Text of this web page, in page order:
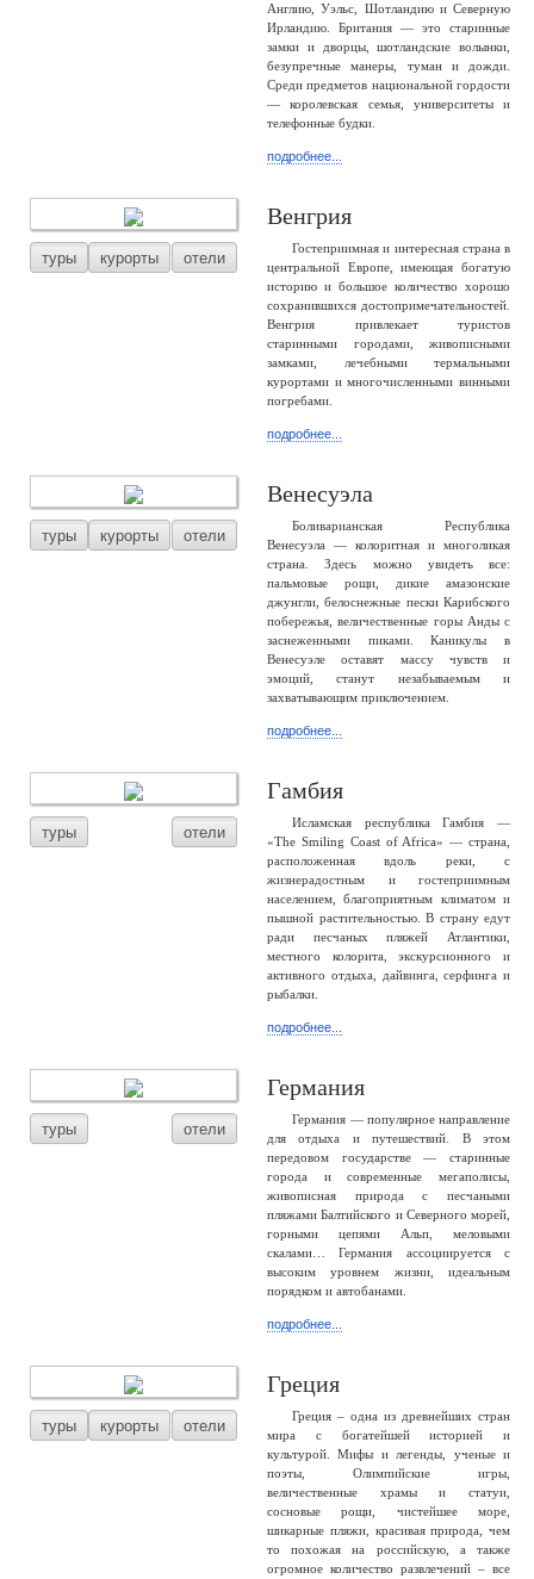
Англию, Уэльс, Шотландию и Северную
Ирландию. Британия — это старинные
замки и дворцы, шотландские волынки,
безупречные манеры, туман и дожди.
Среди предметов национальной гордости
— королевская семья, университеты и
телефонные будки.
подробнее...
туры курорты отели
Венгрия
Гостеприимная и интересная страна в
центральной Европе, имеющая богатую
историю и большое количество хорошо
сохранившихся достопримечательностей.
Венгрия привлекает туристов
старинными городами, живописными
замками, лечебными термальными
курортами и многочисленными винными
погребами.
подробнее...
туры курорты отели
Венесуэла
Боливарианская Республика
Венесуэла — колоритная и многоликая
страна. Здесь можно увидеть все:
пальмовые рощи, дикие амазонские
джунгли, белоснежные пески Карибского
побережья, величественные горы Анды с
заснеженными пиками. Каникулы в
Венесуэле оставят массу чувств и
эмоций, станут незабываемым и
захватывающим приключением.
подробнее...
туры отели
Гамбия
Исламская республика Гамбия —
«The Smiling Coast of Africa» — страна,
расположенная вдоль реки, с
жизнерадостным и гостеприимным
населением, благоприятным климатом и
пышной растительностью. В страну едут
ради песчаных пляжей Атлантики,
местного колорита, экскурсионного и
активного отдыха, дайвинга, серфинга и
рыбалки.
подробнее...
туры отели
Германия
Германия — популярное направление
для отдыха и путешествий. В этом
передовом государстве — старинные
города и современные мегаполисы,
живописная природа с песчаными
пляжами Балтийского и Северного морей,
горными цепями Альп, меловыми
скалами… Германия ассоциируется с
высоким уровнем жизни, идеальным
порядком и автобанами.
подробнее...
туры курорты отели
Греция
Греция – одна из древнейших стран
мира с богатейшей историей и
культурой. Мифы и легенды, ученые и
поэты, Олимпийские игры,
величественные храмы и статуи,
сосновые рощи, чистейшее море,
шикарные пляжи, красивая природа, чем
то похожая на российскую, а также
огромное количество развлечений – все